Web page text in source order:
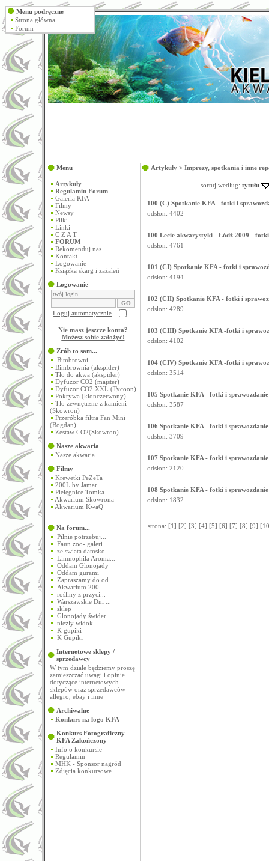
Menu
Artykuły
Regulamin Forum
Galeria KFA
Filmy
Newsy
Pliki
Linki
C Z A T
FORUM
Rekomenduj nas
Kontakt
Logowanie
Książka skarg i zażaleń
Logowanie
Loguj automatycznie
Nie masz jeszcze konta?
Możesz sobie założyć!
Zrób to sam...
Bimbrowni ...
Bimbrownia (akspider)
Tło do akwa (akspider)
Dyfuzor CO2 (majster)
Dyfuzor CO2 XXL (Tycoon)
Pokrywa (klonczerwony)
Tło zewnętrzne z kamieni
(Skowron)
Przeróbka filtra Fan Mini
(Bogdan)
Zestaw CO2(Skowron)
Nasze akwaria
Nasze akwaria
Filmy
Krewetki PeZeTa
200L by Jamar
Pielęgnice Tomka
Akwarium Skowrona
Akwarium KwaQ
Na forum...
Pilnie potrzebuj...
Faun zoo- galeri...
ze swiata damsko...
Limnophila Aroma...
Oddam Glonojady
Oddam gurami
Zapraszamy do od...
Akwarium 200l
rośliny z przyci...
Warszawskie Dni ...
sklep
Glonojady świder...
niezly widok
K gupiki
K Gupiki
Internetowe sklepy /
sprzedawcy
W tym dziale będziemy proszę
zamieszczać uwagi i opinie
dotyczące internetowych
sklepów oraz sprzedawców -
allegro, ebay i inne
Archiwalne
Konkurs na logo KFA
Konkurs Fotograficzny
KFA Zakończony
Info o konkursie
Regulamin
MHK - Sponsor nagród
Zdjęcia konkursowe
Artykuły > Imprezy, spotkania i inne
sortuj według: tytułu
100 (C) Spotkanie KFA - fotki i
odsłon: 4402
100 Lecie akwarystyki - Łódź 2009 -
odsłon: 4761
101 (CI) Spotkanie KFA - fotki i
odsłon: 4194
102 (CII) Spotkanie KFA - fotki i
odsłon: 4289
103 (CIII) Spotkanie KFA -fotki i
odsłon: 4102
104 (CIV) Spotkanie KFA -fotki i
odsłon: 3514
105 Spotkanie KFA - fotki i sprawozdanie
odsłon: 3587
106 Spotkanie KFA - fotki i sprawozdanie
odsłon: 3709
107 Spotkanie KFA - fotki i sprawozdanie
odsłon: 2120
108 Spotkanie KFA - fotki i sprawozdanie
odsłon: 1832
strona: [1] [2] [3] [4] [5] [6] [7] [8] [9] [10
Menu podręczne
Strona główna
Forum